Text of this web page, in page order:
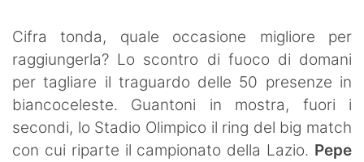
Cifra tonda, quale occasione migliore per
raggiungerla? Lo scontro di fuoco di domani
per tagliare il traguardo delle 50 presenze in
biancoceleste. Guantoni in mostra, fuori i
secondi, lo Stadio Olimpico il ring del big match
con cui riparte il campionato della Lazio. Pepe